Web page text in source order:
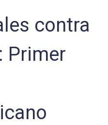
contra
Primer